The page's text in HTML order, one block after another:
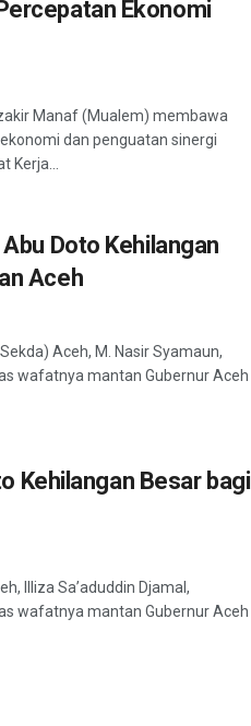
Ekonomi
Manaf (Mualem) membawa
dan penguatan sinergi
Doto Kehilangan
Aceh
Aceh, M. Nasir Syamaun,
wafatnya mantan Gubernur Aceh
Kehilangan Besar bagi
Illiza Sa’aduddin Djamal,
wafatnya mantan Gubernur Aceh